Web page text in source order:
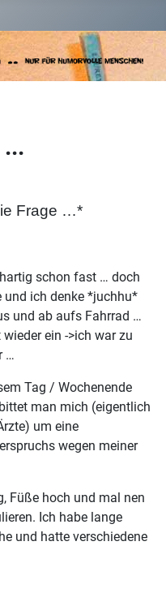
Frage …*
schon fast … doch
ich denke *juchhu*
und ab aufs Fahrrad …
ein ->ich war zu
…
Tag / Wochenende
man mich (eigentlich
um eine
wegen meiner
Füße hoch und mal nen
Ich habe lange
und hatte verschiedene